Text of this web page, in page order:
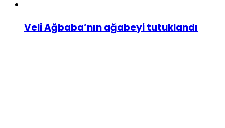
Veli Ağbaba’nın ağabeyi tutuklandı